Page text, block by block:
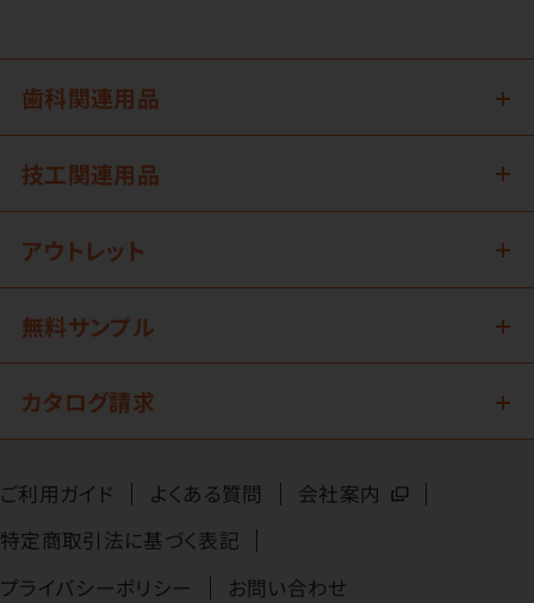
歯科関連用品
技工関連用品
アウトレット
無料サンプル
カタログ請求
ご利用ガイド よくある質問
会社案内
特定商取引法に基づく表記
プライバシーポリシー
お問い合わせ